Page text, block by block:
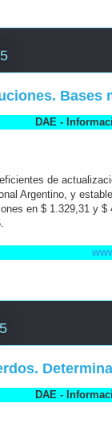
Bases
DAE -
de
Argentino, y
en $ 1.329,31 y
DAE -